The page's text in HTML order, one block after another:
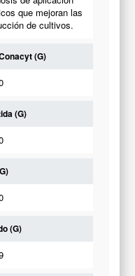
que mejoran las
de cultivos.
(G)
(G)
(G)